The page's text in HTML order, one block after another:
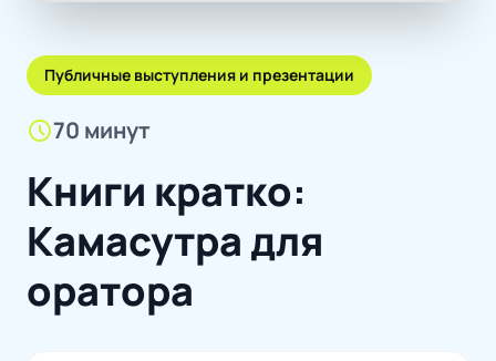
Публичные выступления и презентации
schedule70 минут
Книги кратко:
Камасутра для
оратора